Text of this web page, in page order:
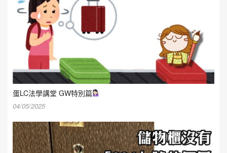
蛋LC法學講堂 GW特別篇
04/05/2025